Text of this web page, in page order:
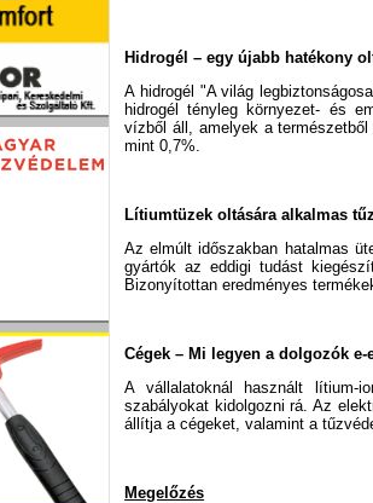
Hidrogél – egy újabb hatékony
A hidrogél "A világ
hidrogél tényleg környezet- és
vízből áll, amelyek a
mint 0,7%.
Lítiumtüzek oltására alkalmas
Az elmúlt időszakban hatalmas
gyártók az eddigi tudást
Bizonyítottan eredményes
Cégek – Mi legyen a dolgozók e-
A vállalatoknál használt lítium-
szabályokat kidolgozni rá. Az
állítja a cégeket, valamint a
Megelőzés